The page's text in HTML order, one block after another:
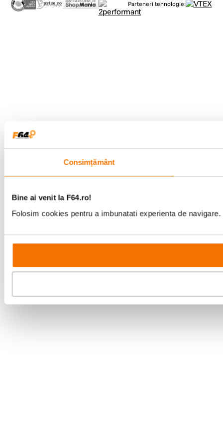
Consimțământ
Bine ai venit la F64.ro!
Folosim cookies pentru a imbunatati experienta de
Parteneri tehnologie: